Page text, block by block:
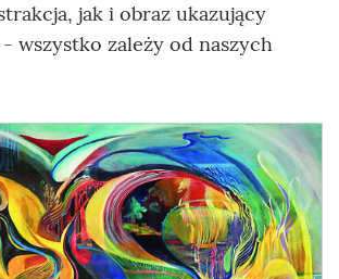
jak i obraz ukazujący
wszystko zależy od naszych